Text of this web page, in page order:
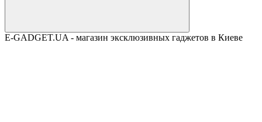
E-GADGET.UA - магазин эксклюзивных гаджетов в Киеве